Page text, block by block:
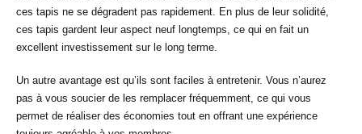
ces tapis ne se dégradent pas rapidement. En plus de leur solidité,
ces tapis gardent leur aspect neuf longtemps, ce qui en fait un
excellent investissement sur le long terme.
Un autre avantage est qu’ils sont faciles à entretenir. Vous n’aurez
pas à vous soucier de les remplacer fréquemment, ce qui vous
permet de réaliser des économies tout en offrant une expérience